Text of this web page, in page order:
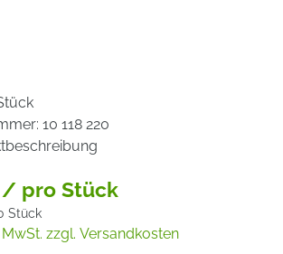
10 118 220
/ pro Stück
Stück
MwSt. zzgl. Versandkosten